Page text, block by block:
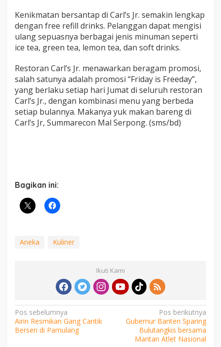
Kenikmatan bersantap di Carl’s Jr. semakin lengkap
dengan free refill drinks. Pelanggan dapat mengisi
ulang sepuasnya berbagai jenis minuman seperti
ice tea, green tea, lemon tea, dan soft drinks.
Restoran Carl’s Jr. menawarkan beragam promosi,
salah satunya adalah promosi “Friday is Freeday”,
yang berlaku setiap hari Jumat di seluruh restoran
Carl’s Jr., dengan kombinasi menu yang berbeda
setiap bulannya. Makanya yuk makan bareng di
Carl’s Jr, Summarecon Mal Serpong. (sms/bd)
Bagikan ini:
Aneka Kuliner
Ikuti Kami
Navigasi
pos
Pos sebelumnya
Airin Resmikan Gang Cantik
Berseri di Pamulang
Pos berikutnya
Gubernur Banten Sparing
Bulutangkis bersama
Mantan Atlet Nasional